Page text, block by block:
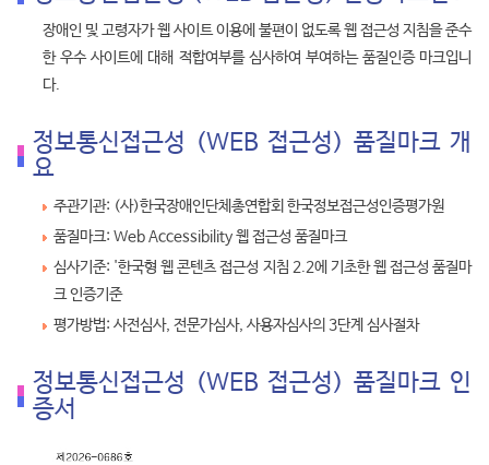
장애인 및 고령자가 웹 사이트 이용에 불편이 없도록 웹 접근성 지침을 준수
한 우수 사이트에 대해 적합여부를 심사하여 부여하는 품질인증 마크입니
다.
정보통신접근성 (WEB 접근성) 품질마크 개
요
주관기관: (사)한국장애인단체총연합회 한국정보접근성인증평가원
품질마크: Web Accessibility 웹 접근성 품질마크
심사기준: '한국형 웹 콘텐츠 접근성 지침 2.2에 기초한 웹 접근성 품질마
크 인증기준
평가방법: 사전심사, 전문가심사, 사용자심사의 3단계 심사절차
정보통신접근성 (WEB 접근성) 품질마크 인
증서